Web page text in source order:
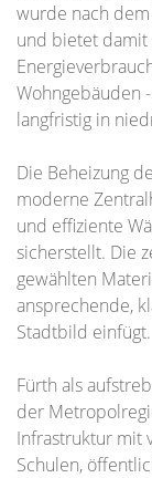
wurde nach
und bietet
Wohngebäuden
langfristig in
Die Beheizung
moderne
und effiziente
sicherstellt. Die
gewählten
ansprechende,
Stadtbild einfügt.
Fürth als
der
Infrastruktur mit
Schulen,